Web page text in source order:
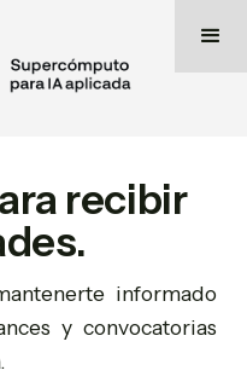
recibir
informado
y convocatorias